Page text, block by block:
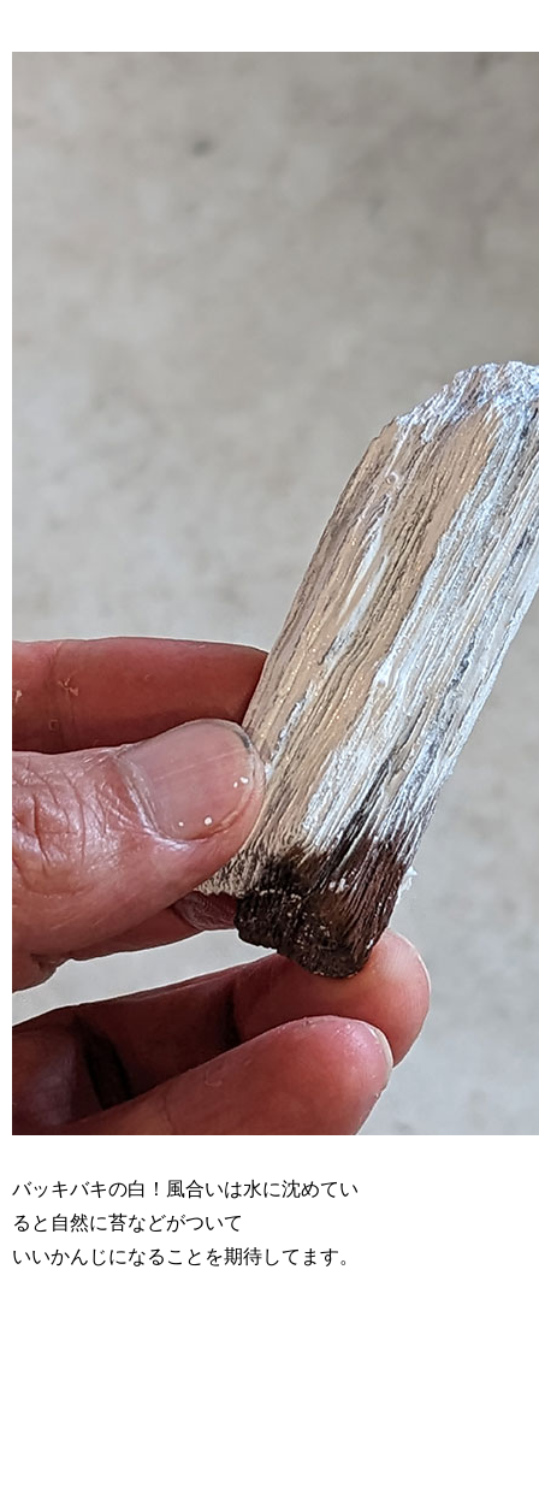
バッキバキの白！風合いは水に沈めてい
ると自然に苔などがついて
いいかんじになることを期待してます。